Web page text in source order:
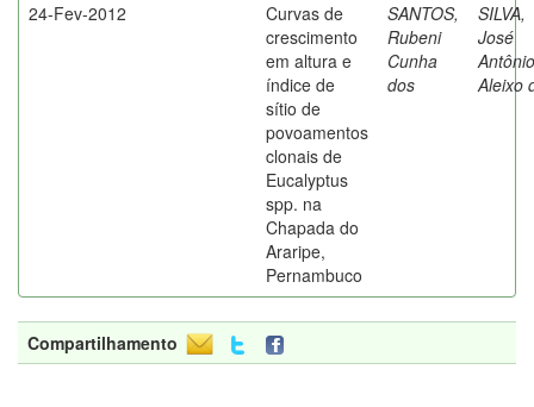
24-Fev-2012
Curvas de
crescimento
em altura e
índice de
sítio de
povoamentos
clonais de
Eucalyptus
spp. na
Chapada do
Araripe,
Pernambuco
SANTOS,
Rubeni
Cunha
dos
SILVA,
José
Antônio
Aleixo
Compartilhamento